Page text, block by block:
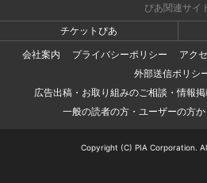
ぴあ関連サイ
チケットぴあ
会社案内
プライバシーポリシー
アク
外部送信ポリシ
広告出稿・お取り組みのご相談・情報
一般の読者の方・ユーザーの方
Copyright (C) PIA Corporation.